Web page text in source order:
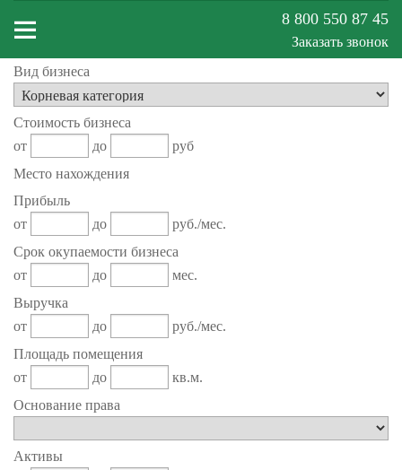
Меню
сайта
8 800 550 87 45
Заказать звонок
Вид бизнеса
Стоимость бизнеса
от
до
руб
Место нахождения
Прибыль
от
до
руб./мес.
Срок окупаемости бизнеса
от
до
мес.
Выручка
от
до
руб./мес.
Площадь помещения
от
до
кв.м.
Основание права
Активы